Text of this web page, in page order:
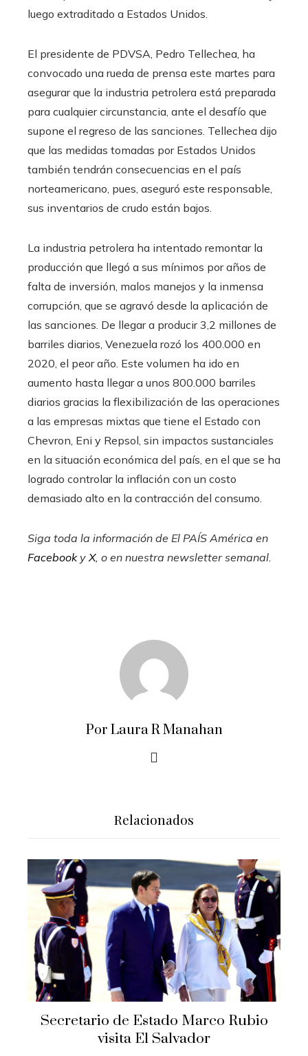
luego extraditado a Estados Unidos.
El presidente de PDVSA, Pedro Tellechea, ha
convocado una rueda de prensa este martes para
asegurar que la industria petrolera está preparada
para cualquier circunstancia, ante el desafío que
supone el regreso de las sanciones. Tellechea dijo
que las medidas tomadas por Estados Unidos
también tendrán consecuencias en el país
norteamericano, pues, aseguró este responsable,
sus inventarios de crudo están bajos.
La industria petrolera ha intentado remontar la
producción que llegó a sus mínimos por años de
falta de inversión, malos manejos y la inmensa
corrupción, que se agravó desde la aplicación de
las sanciones. De llegar a producir 3,2 millones de
barriles diarios, Venezuela rozó los 400.000 en
2020, el peor año. Este volumen ha ido en
aumento hasta llegar a unos 800.000 barriles
diarios gracias la flexibilización de las operaciones
a las empresas mixtas que tiene el Estado con
Chevron, Eni y Repsol, sin impactos sustanciales
en la situación económica del país, en el que se ha
logrado controlar la inflación con un costo
demasiado alto en la contracción del consumo.
Siga toda la información de El PAÍS América en
FacebookyX, o en nuestra newsletter semanal.
Por Laura R Manahan
Relacionados
Secretario de Estado Marco Rubio
visita El Salvador